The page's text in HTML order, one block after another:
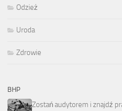
Odzież
Uroda
Zdrowie
BHP
Zostań audytorem i znajdź